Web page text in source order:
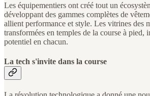
Les équipementiers ont créé tout un
développant des gammes complètes de
allient performance et style. Les vitrines des
transformées en temples de la course à pied,
potentiel en chacun.
La tech s'invite dans la course